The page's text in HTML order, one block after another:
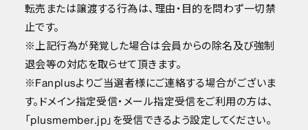
転売または譲渡する行為は、理由・目的を問わず一切禁
止です。
※上記行為が発覚した場合は会員からの除名及び強制
退会等の対応を取らせて頂きます。
※Fanplusよりご当選者様にご連絡する場合がございま
す。ドメイン指定受信・メール指定受信をご利用の方は、
「plusmember.jp」を受信できるよう設定してください。